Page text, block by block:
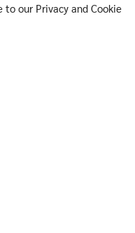
our Privacy and Cookie